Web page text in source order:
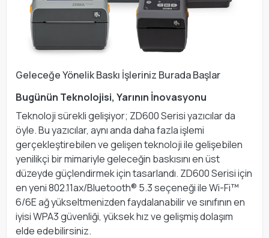
Geleceğe Yönelik Baskı İşleriniz Burada Başlar
Bugünün Teknolojisi, Yarının İnovasyonu
Teknoloji sürekli gelişiyor; ZD600 Serisi yazıcılar da
öyle. Bu yazıcılar, aynı anda daha fazla işlemi
gerçekleştirebilen ve gelişen teknoloji ile gelişebilen
yenilikçi bir mimariyle geleceğin baskısını en üst
düzeyde güçlendirmek için tasarlandı. ZD600 Serisi için
en yeni 802.11ax/Bluetooth® 5.3 seçeneği ile Wi-Fi™
6/6E ağ yükseltmenizden faydalanabilir ve sınıfının en
iyisi WPA3 güvenliği, yüksek hız ve gelişmiş dolaşım
elde edebilirsiniz.